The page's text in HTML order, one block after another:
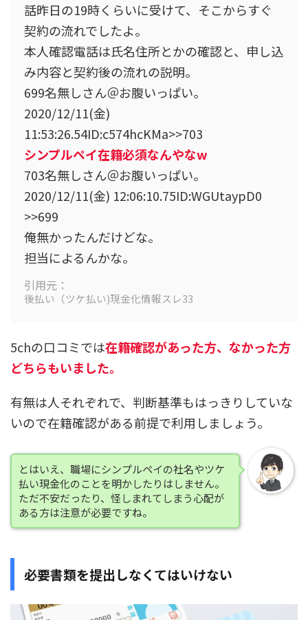
話昨日の19時くらいに受けて、そこからすぐ
契約の流れでしたよ。
本人確認電話は氏名住所とかの確認と、申し込
み内容と契約後の流れの説明。
699名無しさん＠お腹いっぱい。
2020/12/11(金)
11:53:26.54ID:c574hcKMa>>703
シンプルペイ在籍必須なんやなw
703名無しさん＠お腹いっぱい。
2020/12/11(金) 12:06:10.75ID:WGUtaypD0
>>699
俺無かったんだけどな。
担当によるんかな。
引用元：
後払い（ツケ払い)現金化情報スレ33
5chの口コミでは在籍確認があった方、なかった方
どちらもいました。
有無は人それぞれで、判断基準もはっきりしていな
いので在籍確認がある前提で利用しましょう。
とはいえ、職場にシンプルペイの社名やツケ
払い現金化のことを明かしたりはしません。
ただ不安だったり、怪しまれてしまう心配が
ある方は注意が必要ですね。
必要書類を提出しなくてはいけない